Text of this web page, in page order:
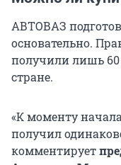
АВТОВАЗ
основательно.
получили лишь
стране.
«К моменту
получил
комментирует